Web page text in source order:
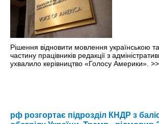
Рішення відновити мовлення українською
частину працівників редакції з
ухвалило керівництво «Голосу Америки». >>
рф розгортає підрозділ КНДР з